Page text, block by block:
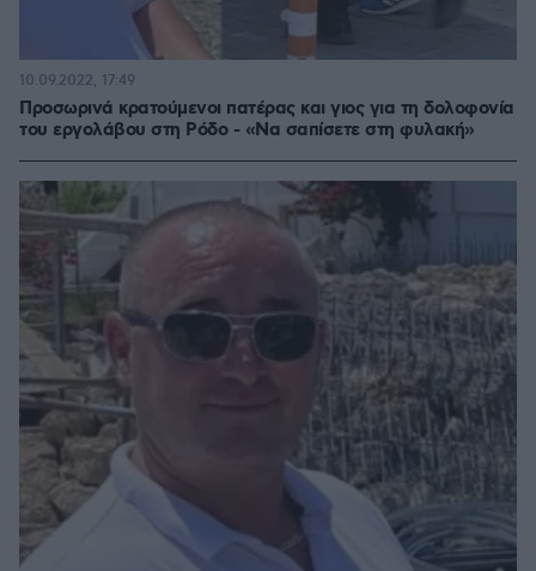
Προσωρινά κρατούμενοι πατέρας και γιος για τη δολοφονία
του εργολάβου στη Ρόδο - «Να σαπίσετε στη φυλακή»
10.09.2022, 17:49